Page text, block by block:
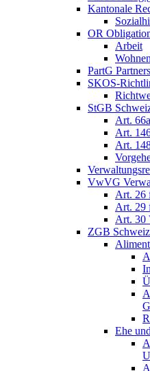
Kantonale
OR
Arbeit
Wohnen
PartG
SKOS-
StGB
Art.
Art.
Art.
VwVG
Art. 26
Art. 29
Art. 30
ZGB
Ehe